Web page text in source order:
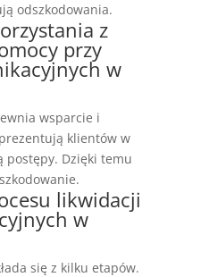
odszkodowania.
z
przy
w
wsparcie i
klientów w
postępy. Dzięki temu
likwidacji
w
się z kilku etapów.